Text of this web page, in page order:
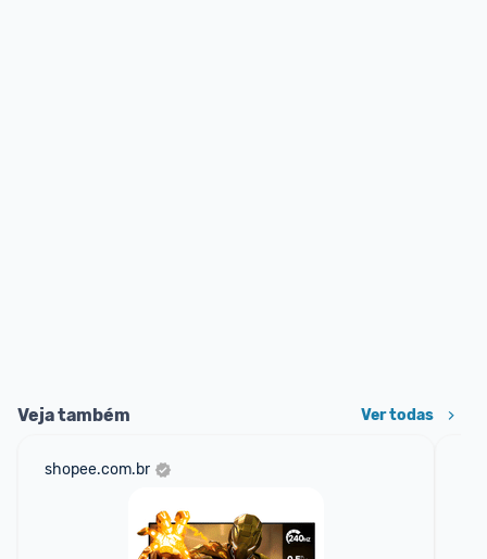
Veja também Ver todas
shopee.com.br